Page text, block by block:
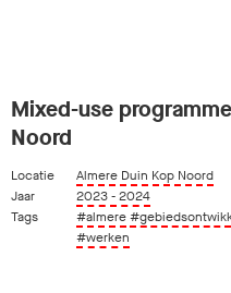
Mixed-use
Noord
Locatie
Almere Duin Kop Noord
Jaar
2023 - 2024
Tags
#almere
#werken